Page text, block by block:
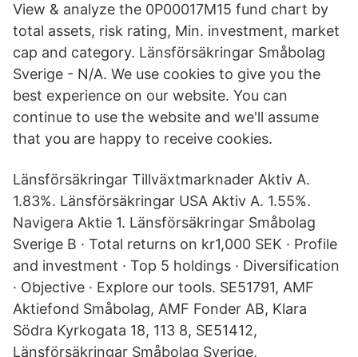
View & analyze the 0P00017M15 fund chart by
total assets, risk rating, Min. investment, market
cap and category. Länsförsäkringar Småbolag
Sverige - N/A. We use cookies to give you the
best experience on our website. You can
continue to use the website and we'll assume
that you are happy to receive cookies.
Länsförsäkringar Tillväxtmarknader Aktiv A.
1.83%. Länsförsäkringar USA Aktiv A. 1.55%.
Navigera Aktie 1. Länsförsäkringar Småbolag
Sverige B · Total returns on kr1,000 SEK · Profile
and investment · Top 5 holdings · Diversification
· Objective · Explore our tools. SE51791, AMF
Aktiefond Småbolag, AMF Fonder AB, Klara
Södra Kyrkogata 18, 113 8, SE51412,
Länsförsäkringar Småbolag Sverige,